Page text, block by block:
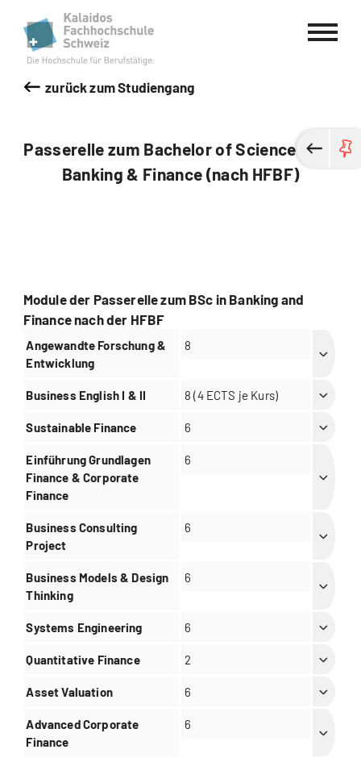
Kalaidos Fachhochschule Schweiz
zurück zum Studiengang
Passerelle zum Bachelor of Science FH in
Banking & Finance (nach HFBF)
Module der Passerelle zum BSc in Banking and
Finance nach der HFBF
Angewandte Forschung &
Entwicklung
8
Business English I & II 8 (4 ECTS je Kurs)
Sustainable Finance 6
Einführung Grundlagen
Finance & Corporate
Finance
6
Business Consulting
Project
6
Business Models & Design
Thinking
6
Systems Engineering 6
Quantitative Finance 2
Asset Valuation 6
Advanced Corporate
Finance
6